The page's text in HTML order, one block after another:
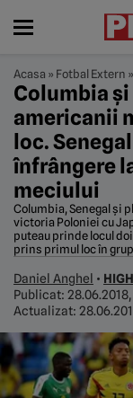
Acasa » Fotbal Extern »
Columbia și
americanii
loc.
înfrângere
meciului
Columbia, Senegal și
victoria Poloniei cu
puteau prinde locul
prins primul loc în
Daniel Anghel •
Publicat:
Actualizat: